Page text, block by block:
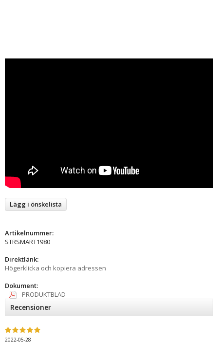
Lägg i önskelista
Artikelnummer:
STRSMART1980
Direktlänk:
Högerklicka och kopiera adressen
Dokument:
PRODUKTBLAD
Recensioner
2022-05-28